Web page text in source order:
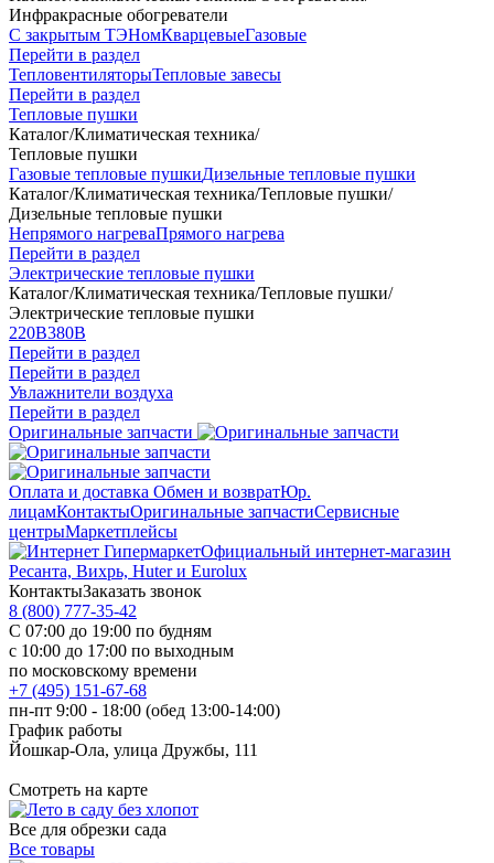
Инфракрасные обогреватели
С закрытым ТЭНомКварцевыеГазовые
Перейти в раздел
ТепловентиляторыТепловые завесы
Перейти в раздел
Тепловые пушки
Каталог/Климатическая техника/
Тепловые пушки
Газовые тепловые пушкиДизельные тепловые пушки
Каталог/Климатическая техника/Тепловые пушки/
Дизельные тепловые пушки
Непрямого нагреваПрямого нагрева
Перейти в раздел
Электрические тепловые пушки
Каталог/Климатическая техника/Тепловые пушки/
Электрические тепловые пушки
220В380В
Перейти в раздел
Перейти в раздел
Увлажнители воздуха
Перейти в раздел
Оригинальные запчасти
Оплата и доставка Обмен и возвратЮр.
лицамКонтактыОригинальные запчастиСервисные
центрыМаркетплейсы
Официальный интернет-магазин
Ресанта, Вихрь, Huter и Eurolux
КонтактыЗаказать звонок
8 (800) 777-35-42
С 07:00 до 19:00 по будням
с 10:00 до 17:00 по выходным
по московскому времени
+7 (495) 151-67-68
пн-пт 9:00 - 18:00 (обед 13:00-14:00)
График работы
Йошкар-Ола, улица Дружбы, 111
Смотреть на карте
Все для обрезки сада
Все товары